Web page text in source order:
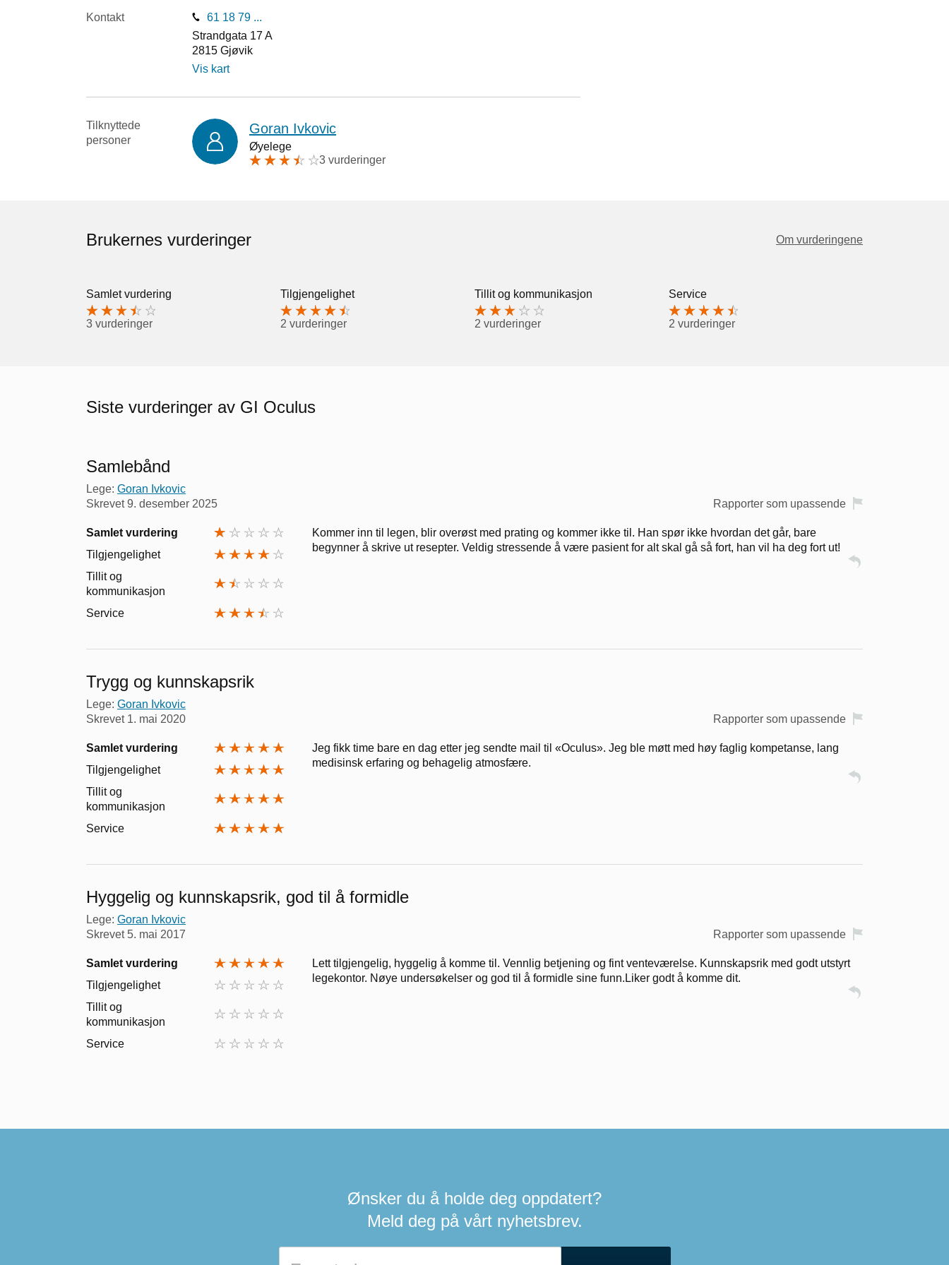
Kontakt
61 18 79 ...
Strandgata 17 A
2815 Gjøvik
Vis kart
Tilknyttede
personer
Goran Ivkovic
Øyelege
3 vurderinger
Brukernes vurderinger Om vurderingene
Samlet vurdering
3 vurderinger
Tilgjengelighet
2 vurderinger
Tillit og kommunikasjon
2 vurderinger
Service
2 vurderinger
Siste vurderinger av GI Oculus
Samlebånd
Lege: Goran Ivkovic
Skrevet9. desember 2025 Rapporter som upassende
Samlet vurdering
Tilgjengelighet
Tillit og
kommunikasjon
Service
Kommer inn til legen, blir overøst med prating og kommer ikke til. Han spør ikke hvordan det går, bare
begynner å skrive ut resepter. Veldig stressende å være pasient for alt skal gå så fort, han vil ha deg fort ut!
Trygg og kunnskapsrik
Lege: Goran Ivkovic
Skrevet 1. mai 2020 Rapporter som upassende
Samlet vurdering
Tilgjengelighet
Tillit og
kommunikasjon
Service
Jeg fikk time bare en dag etter jeg sendte mail til «Oculus». Jeg ble møtt med høy faglig kompetanse, lang
medisinsk erfaring og behagelig atmosfære.
Hyggelig og kunnskapsrik, god til å formidle
Lege: Goran Ivkovic
Skrevet 5. mai 2017 Rapporter som upassende
Samlet vurdering
Tilgjengelighet
Tillit og
kommunikasjon
Service
Lett tilgjengelig, hyggelig å komme til. Vennlig betjening og fint venteværelse. Kunnskapsrik med godt utstyrt
legekontor. Nøye undersøkelser og god til å formidle sine funn.Liker godt å komme dit.
Ønsker du å holde deg oppdatert?
Meld deg på vårt nyhetsbrev.